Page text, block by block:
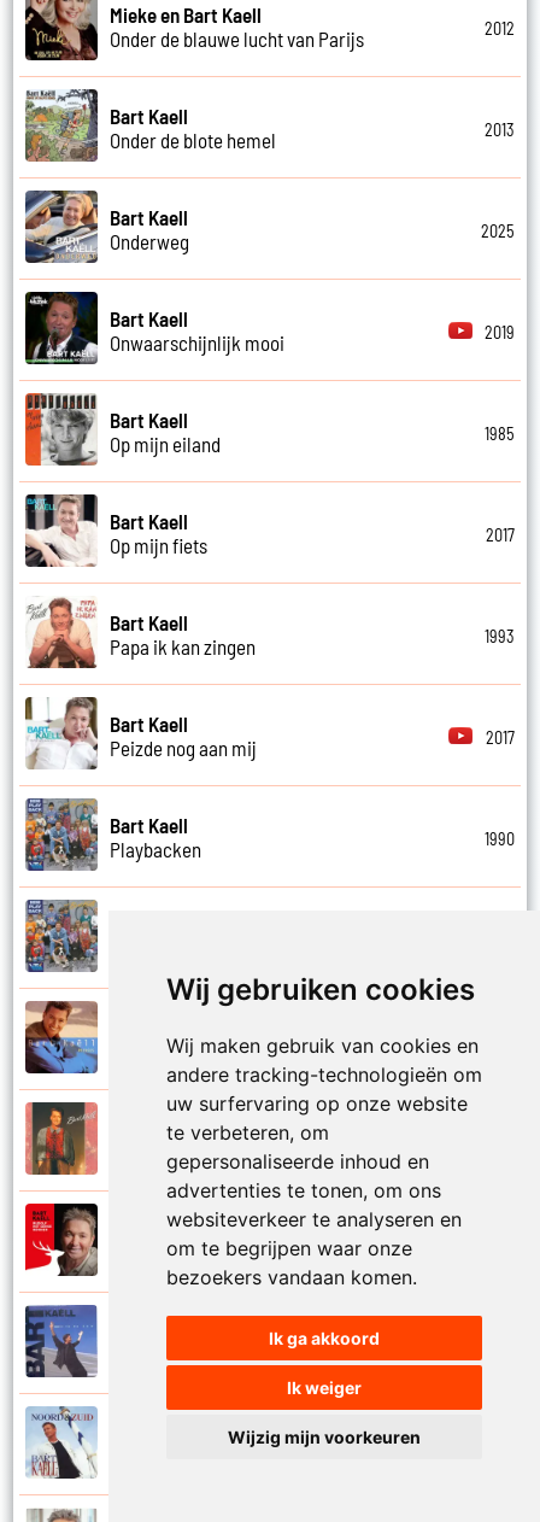
Wij gebruiken cookies
Wij maken gebruik van cookies en
andere tracking-technologieën om
uw surfervaring op onze website
te verbeteren, om
gepersonaliseerde inhoud en
advertenties te tonen, om ons
websiteverkeer te analyseren en
om te begrijpen waar onze
bezoekers vandaan komen.
Ik ga akkoord
Ik weiger
Wijzig mijn voorkeuren
Mieke en Bart Kaell
Onder de blauwe lucht van Parijs
2012
Bart Kaell
Onder de blote hemel
2013
Bart Kaell
Onderweg
2025
Bart Kaell
Onwaarschijnlijk mooi
2019
Bart Kaell
Op mijn eiland
1985
Bart Kaell
Op mijn fiets
2017
Bart Kaell
Papa ik kan zingen
1993
Bart Kaell
Peizde nog aan mij
2017
Bart Kaell
Playbacken
1990
Prinses
Bart Kaell
Bart Kaell
Rudolf het gekke rendier
Samen in de zon